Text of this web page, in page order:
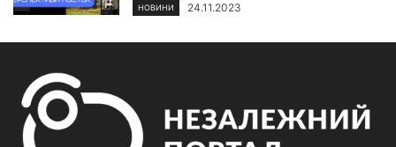
НОВИНИ 24.11.2023